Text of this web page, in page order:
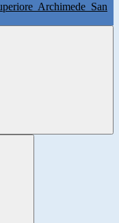
Archimede San